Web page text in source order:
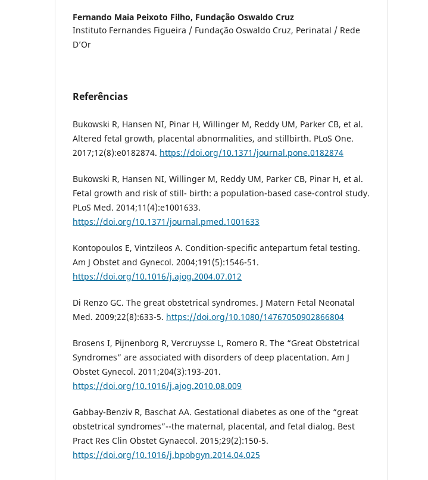
Fernando Maia Peixoto Filho, Fundação Oswaldo Cruz
Instituto Fernandes Figueira / Fundação Oswaldo Cruz, Perinatal / Rede
D’Or
Referências
Bukowski R, Hansen NI, Pinar H, Willinger M, Reddy UM, Parker CB, et al.
Altered fetal growth, placental abnormalities, and stillbirth. PLoS One.
2017;12(8):e0182874. https://doi.org/10.1371/journal.pone.0182874
Bukowski R, Hansen NI, Willinger M, Reddy UM, Parker CB, Pinar H, et al.
Fetal growth and risk of still- birth: a population-based case-control study.
PLoS Med. 2014;11(4):e1001633.
https://doi.org/10.1371/journal.pmed.1001633
Kontopoulos E, Vintzileos A. Condition-specific antepartum fetal testing.
Am J Obstet and Gynecol. 2004;191(5):1546-51.
https://doi.org/10.1016/j.ajog.2004.07.012
Di Renzo GC. The great obstetrical syndromes. J Matern Fetal Neonatal
Med. 2009;22(8):633-5. https://doi.org/10.1080/14767050902866804
Brosens I, Pijnenborg R, Vercruysse L, Romero R. The “Great Obstetrical
Syndromes” are associated with disorders of deep placentation. Am J
Obstet Gynecol. 2011;204(3):193-201.
https://doi.org/10.1016/j.ajog.2010.08.009
Gabbay-Benziv R, Baschat AA. Gestational diabetes as one of the “great
obstetrical syndromes”--the maternal, placental, and fetal dialog. Best
Pract Res Clin Obstet Gynaecol. 2015;29(2):150-5.
https://doi.org/10.1016/j.bpobgyn.2014.04.025